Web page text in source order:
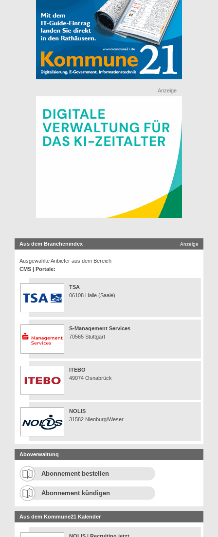
Anzeige
Aus dem Branchenindex Anzeige
Ausgewählte Anbieter aus dem Bereich
CMS | Portale:
TSA
06108 Halle (Saale)
S-Management Services
70565 Stuttgart
ITEBO
49074 Osnabrück
NOLIS
31582 Nienburg/Weser
Aboverwaltung
Abonnement bestellen
Abonnement kündigen
Aus dem Kommune21 Kalender